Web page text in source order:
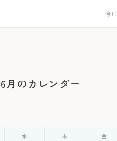
今
月のカレンダー
水 木 金